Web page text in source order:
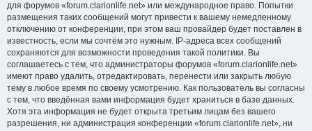
для форумов «forum.clarionlife.net» или международное право. Попытки
размещения таких сообщений могут привести к вашему немедленному
отключению от конференции, при этом ваш провайдер будет поставлен в
известность, если мы сочтём это нужным. IP-адреса всех сообщений
сохраняются для возможности проведения такой политики. Вы
соглашаетесь с тем, что администраторы форумов «forum.clarionlife.net»
имеют право удалить, отредактировать, перенести или закрыть любую
тему в любое время по своему усмотрению. Как пользователь вы согласны
с тем, что введённая вами информация будет храниться в базе данных.
Хотя эта информация не будет открыта третьим лицам без вашего
разрешения, ни администрация конференции «forum.clarionlife.net», ни